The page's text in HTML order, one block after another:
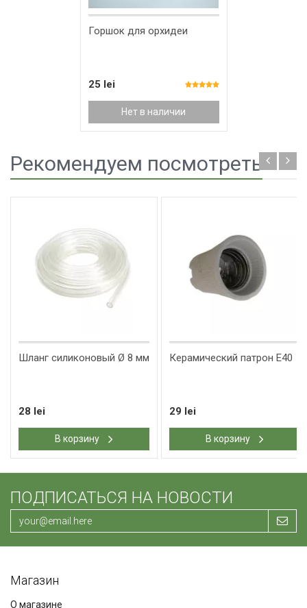
Горшок для орхидеи
25 lei
Нет в наличии
Рекомендуем посмотреть
​Шланг силиконовый Ø 8 мм
28 lei
В корзину
Керамический патрон Е40
29 lei
В корзину
ПОДПИСАТЬСЯ НА НОВОСТИ
Магазин
О магазине